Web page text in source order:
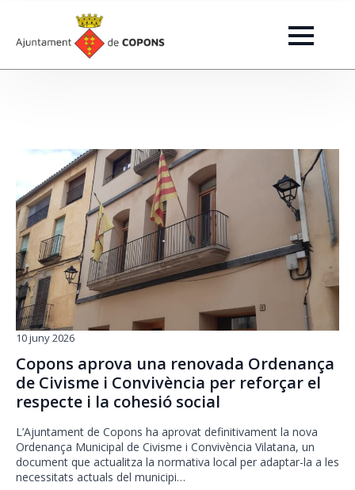
Copons aprova una renovada Ordenança
de Civisme i Convivència per reforçar el
respecte i la cohesió social
10 juny 2026
L’Ajuntament de Copons ha aprovat definitivament la nova
Ordenança Municipal de Civisme i Convivència Vilatana, un
document que actualitza la normativa local per adaptar-la a les
necessitats actuals del municipi…